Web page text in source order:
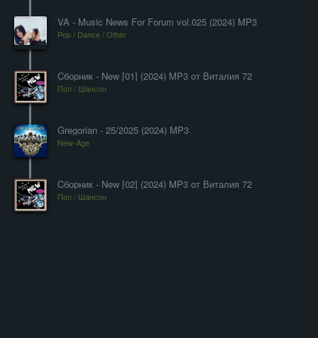
VA - Music News For Forum vol.025 (2024) MP3
Pop / Dance / Other
Cборник - New [01] (2024) MP3 от Виталия 72
Поп / Шансон
Gregorian - 25/2025 (2024) MP3
New-Age
Cборник - New [02] (2024) MP3 от Виталия 72
Поп / Шансон